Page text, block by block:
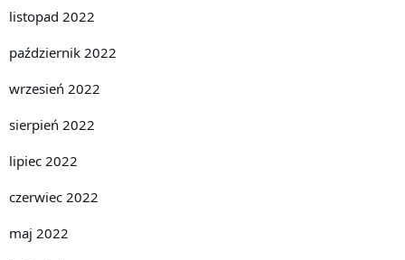
listopad 2022
październik 2022
wrzesień 2022
sierpień 2022
lipiec 2022
czerwiec 2022
maj 2022